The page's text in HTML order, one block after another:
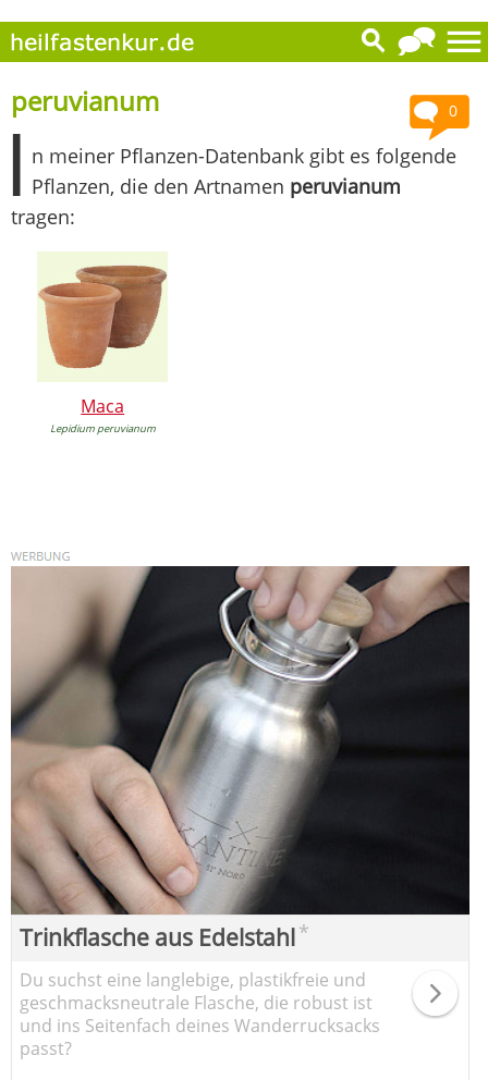
0
peruvianum
I n meiner Pflanzen-Datenbank gibt es folgende
Pflanzen, die den Artnamen peruvianum
tragen:
Maca
Lepidium peruvianum
Trinkflasche aus Edelstahl*
Du suchst eine langlebige, plastikfreie und
geschmacksneutrale Flasche, die robust ist
und ins Seitenfach deines Wanderrucksacks
passt?